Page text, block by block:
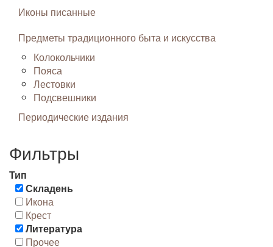
Иконы писанные
Предметы традиционного быта и искусства
Колокольчики
Пояса
Лестовки
Подсвешники
Периодические издания
Фильтры
Тип
Складень
Икона
Крест
Литература
Прочее